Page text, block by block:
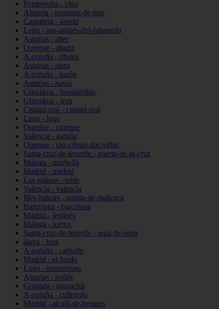
Pontevedra - vigo
Almería - roquetas-de-mar
Cantabria - laredo
León - san-andrés-del-rabanedo
Asturias - aller
Ourense - allariz
A-coruña - ribeira
Asturias - siero
A-coruña - narón
Asturias - navia
Gipuzkoa - hondarribia
Gipuzkoa - irun
Ciudad-real - ciudad-real
Lugo - lugo
Ourense - ourense
Valencia - gandia
Ourense - san-cibrao-das-viñas
Santa-cruz-de-tenerife - puerto-de-la-cruz
Málaga - marbella
Madrid - madrid
Las-palmas - telde
Valencia - valencia
Illes-balears - palma-de-mallorca
Barcelona - barcelona
Madrid - leganés
Málaga - torrox
Santa-cruz-de-tenerife - guía-de-isora
álava - leza
A-coruña - carballo
Madrid - el-boalo
Lugo - monterroso
Asturias - avilés
Granada - monachil
A-coruña - culleredo
Madrid - alcalá-de-henares